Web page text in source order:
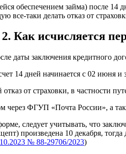
обеспечением займа) после
таки делать отказ от
2. Как исчисляется
даты заключения кредитного
14 дней начинается с 02 июня и
от страховки, в частности
через ФГУП «Почта России», а
следует учитывать, что
произведена 10 декабря,
№ 88-29706/2023)